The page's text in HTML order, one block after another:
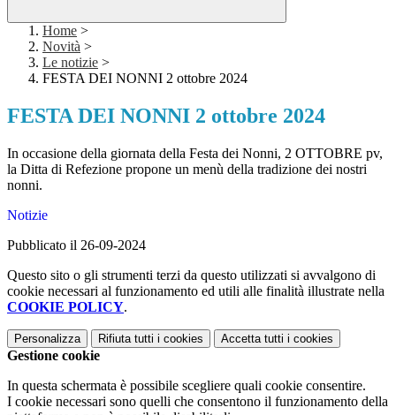
Home >
Novità >
Le notizie >
FESTA DEI NONNI 2 ottobre 2024
FESTA DEI NONNI 2 ottobre 2024
In occasione della giornata della Festa dei Nonni, 2 OTTOBRE pv,
la Ditta di Refezione propone un menù della tradizione dei nostri
nonni.
Notizie
Pubblicato il 26-09-2024
Questo sito o gli strumenti terzi da questo utilizzati si avvalgono di
cookie necessari al funzionamento ed utili alle finalità illustrate nella
COOKIE POLICY.
Personalizza Rifiuta tutti i cookies Accetta tutti i cookies
Gestione cookie
In questa schermata è possibile scegliere quali cookie consentire.
I cookie necessari sono quelli che consentono il funzionamento della